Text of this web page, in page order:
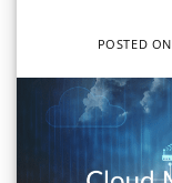
POSTED ON